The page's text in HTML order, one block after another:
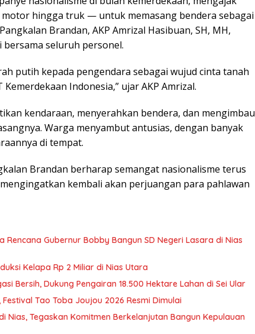
hingga truk — untuk memasang bendera sebagai
Brandan, AKP Amrizal Hasibuan, SH, MH,
seluruh personel.
putih kepada pengendara sebagai wujud cinta tanah
Indonesia,” ujar AKP Amrizal.
kendaraan, menyerahkan bendera, dan mengimbau
Warga menyambut antusias, dengan banyak
di tempat.
Brandan berharap semangat nasionalisme terus
kembali akan perjuangan para pahlawan
Gubernur Bobby Bangun SD Negeri Lasara di Nias
Kelapa Rp 2 Miliar di Nias Utara
Bersih, Dukung Pengairan 18.500 Hektare Lahan di Sei Ular
Tao Toba Joujou 2026 Resmi Dimulai
Nias, Tegaskan Komitmen Berkelanjutan Bangun Kepulauan